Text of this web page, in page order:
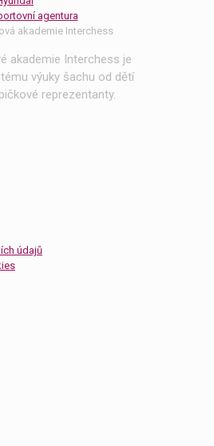
akademie Interchess je
výuky šachu od dětí
reprezentanty.
údajů